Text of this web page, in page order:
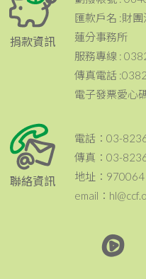
捐款資訊
匯款戶名 :財
蓮分事務所
服務專線 :
傳真電話
電子發票愛心
聯絡資訊
電話：03-
傳真：03-
地址：
email：